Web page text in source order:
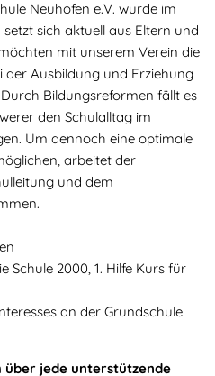
Neuhofen e.V. wurde im
sich aktuell aus Eltern und
mit unserem Verein die
der Ausbildung und Erziehung
Bildungsreformen fällt es
den Schulalltag im
Um dennoch eine optimale
arbeitet der
und dem
Schule 2000, 1. Hilfe Kurs für
an der Grundschule
jede unterstützende